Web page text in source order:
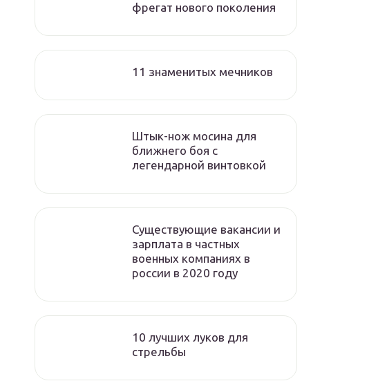
фрегат нового поколения
11 знаменитых мечников
Штык-нож мосина для
ближнего боя с
легендарной винтовкой
Существующие вакансии и
зарплата в частных
военных компаниях в
россии в 2020 году
10 лучших луков для
стрельбы